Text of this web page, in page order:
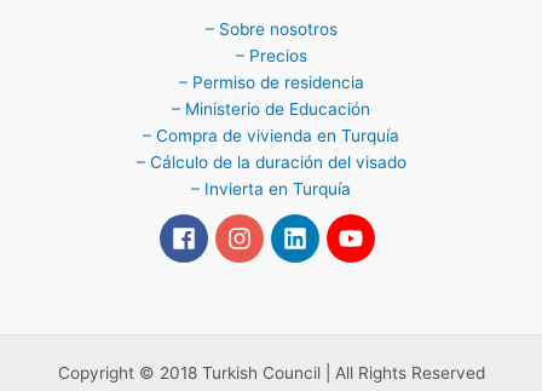
– Sobre nosotros
– Precios
– Permiso de residencia
– Ministerio de Educación
– Compra de vivienda en Turquía
– Cálculo de la duración del visado
– Invierta en Turquía
Copyright © 2018 Turkish Council | All Rights Reserved